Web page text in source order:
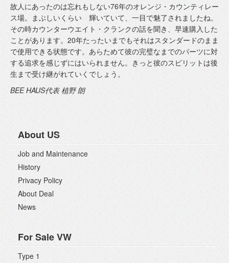
故人にあったのは忘れもしない76年のオレンジ・カウンティレー
ス場。まぶしいくらい 輝いていて、一目で魅了されましたね。
その時カウンターウエイト・クランクの話を聞き、早速購入した
ことがあります。20年たったいまでもそれはスタンダードのまま
で使用できる状態です。あらためて彼の完璧なまでのパーツに対
する追求を感じずにはいられません。きっと彼のスピリットは後
生まで受け継がれていくでしょう。
BEE HAUS代表 植野 朗
About US
Job and Maintenance
History
Privacy Policy
About Deal
News
For Sale VW
Type 1